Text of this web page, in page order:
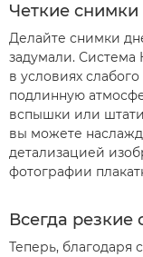
Четкие
Делайте снимки
задумали. Система
в условиях
подлинную
вспышки или
вы можете
детализацией
фотографии
Всегда резкие
Теперь, благодаря